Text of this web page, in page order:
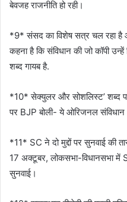
बेवजह राजनीति हो रही।
*9* संसद का विशेष सत्र चल रहा है
कहना है कि संविधान की जो कॉपी
शब्द गायब है.
*10* सेक्युलर और सोशलिस्ट’ शब्द
पर BJP बोली- ये ओरिजनल
*11* SC ने दो मुद्दों पर सुनवाई की
17 अक्टूबर, लोकसभा-विधानसभा में
सुनवाई।